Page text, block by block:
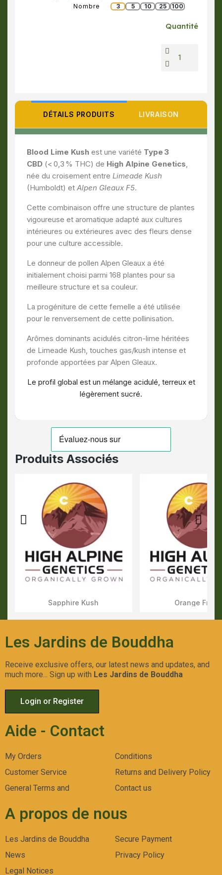
Nombre 3 5 10 25 100
Quantité
DÉTAILS PRODUITS LIVRAISON
Blood Lime Kush est une variété Type 3
CBD (< 0,3 % THC) de High Alpine Genetics,
née du croisement entre Limeade Kush
(Humboldt) et Alpen Gleaux F5.
Cette combinaison offre une structure de plantes
vigoureuse et aromatique adapté aux cultures
intérieures ou extérieures avec des fleurs dense
pour une culture accessible.
Le donneur de pollen Alpen Gleaux a été
initialement choisi parmi 168 plantes pour sa
meilleure structure et sa couleur.
La progéniture de cette femelle a été utilisée
pour le renversement de cette pollinisation.
Arômes dominants acidulés citron-lime héritées
de Limeade Kush, touches gas/kush intense et
profonde apportées par Alpen Gleaux.
Le profil global est un mélange acidulé, terreux et
légèrement sucré.
Produits Associés
Aperçu Rapide
Sapphire Kush Aperçu
Orange Fritter
Les Jardins de Bouddha
Receive exclusive offers, our latest news and updates, and
much more... Sign up with Les Jardins de Bouddha
Login or Register
Aide - Contact
My Orders
Customer Service
General Terms and
Conditions
Returns and Delivery Policy
Contact us
A propos de nous
Les Jardins de Bouddha
News
Legal Notices
Secure Payment
Privacy Policy